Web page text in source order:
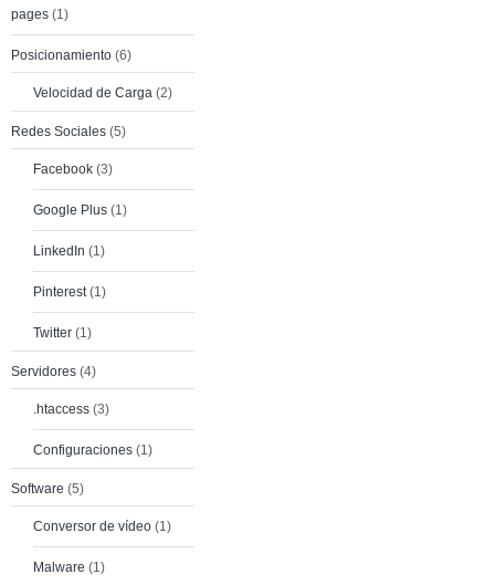
pages (1)
Posicionamiento (6)
Velocidad de Carga (2)
Redes Sociales (5)
Facebook (3)
Google Plus (1)
LinkedIn (1)
Pinterest(1)
Twitter (1)
Servidores (4)
.htaccess (3)
Configuraciones (1)
Software (5)
Conversor de vídeo (1)
Malware (1)